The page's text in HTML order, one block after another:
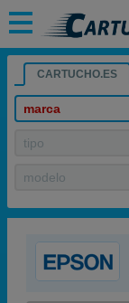
CARTUCHO.ES
marca
tipo
modelo